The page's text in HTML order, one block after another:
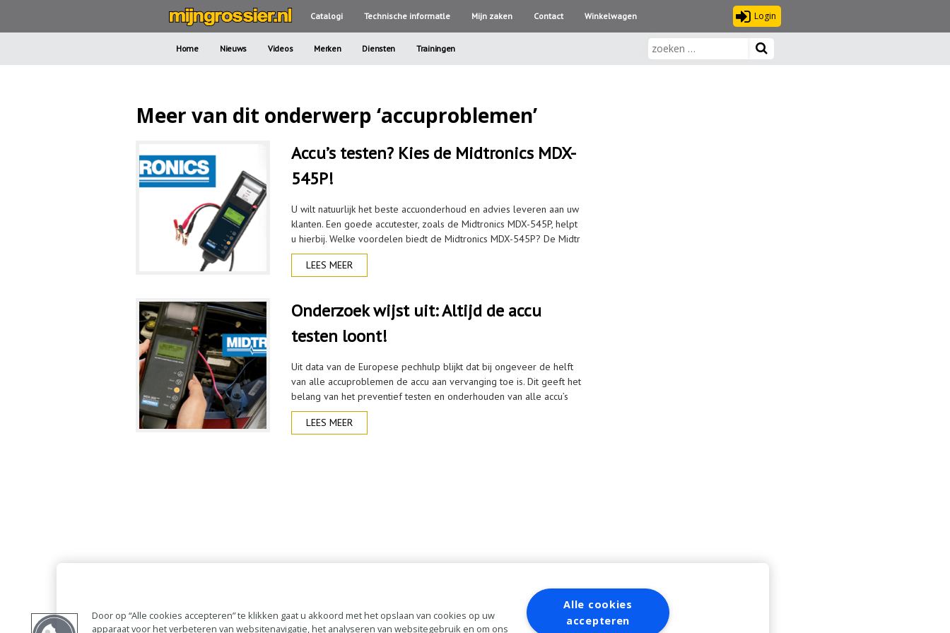
Catalogi Technische informatle Mijn zaken Contact Winkelwagen Login
Home Nieuws Videos Merken Diensten Trainingen
Meer van dit onderwerp ‘accuproblemen’
Accu’s testen? Kies de Midtronics MDX-
545P!
U wilt natuurlijk het beste accuonderhoud en advies leveren aan uw
klanten. Een goede accutester, zoals de Midtronics MDX-545P, helpt
u hierbij. Welke voordelen biedt de Midtronics MDX-545P? De Midtr
LEES MEER
Onderzoek wijst uit: Altijd de accu
testen loont!
Uit data van de Europese pechhulp blijkt dat bij ongeveer de helft
van alle accuproblemen de accu aan vervanging toe is. Dit geeft het
belang van het preventief testen en onderhouden van alle accu’s
LEES MEER
Door op “Alle cookies accepteren” te klikken gaat u akkoord met het opslaan van cookies op uw
apparaat voor het verbeteren van websitenavigatie, het analyseren van websitegebruik en om ons
Alle cookies
accepteren